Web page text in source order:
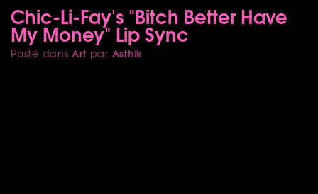
Chic-Li-Fay's "Bitch Better Have
My Money" Lip Sync
Posté dansArt par Asthik